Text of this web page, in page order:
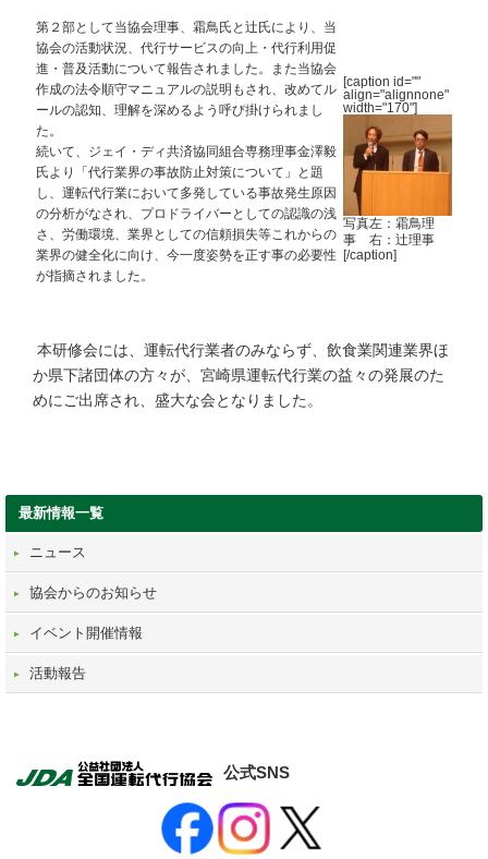
第２部として当協会理事、霜鳥氏と辻氏により、当
協会の活動状況、代行サービスの向上・代行利用促
進・普及活動について報告されました。また当協会
作成の法令順守マニュアルの説明もされ、改めてル
ールの認知、理解を深めるよう呼び掛けられまし
た。
続いて、ジェイ・ディ共済協同組合専務理事金澤毅
氏より「代行業界の事故防止対策について」と題
し、運転代行業において多発している事故発生原因
の分析がなされ、プロドライバーとしての認識の浅
さ、労働環境、業界としての信頼損失等これからの
業界の健全化に向け、今一度姿勢を正す事の必要性
が指摘されました。
[caption id=""
align="alignnone"
width="170"]
写真左：霜鳥理
事 右：辻理事
[/caption]
本研修会には、運転代行業者のみならず、飲食業関連業界ほ
か県下諸団体の方々が、宮崎県運転代行業の益々の発展のた
めにご出席され、盛大な会となりました。
最新情報一覧
ニュース
協会からのお知らせ
イベント開催情報
活動報告
公式SNS